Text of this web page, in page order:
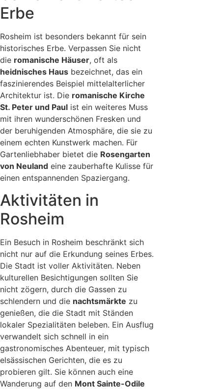
Erbe
Rosheim ist besonders bekannt für sein
historisches Erbe. Verpassen Sie nicht
die romanische Häuser, oft als
heidnisches Haus bezeichnet, das ein
faszinierendes Beispiel mittelalterlicher
Architektur ist. Die romanische Kirche
St. Peter und Paul ist ein weiteres Muss
mit ihren wunderschönen Fresken und
der beruhigenden Atmosphäre, die sie zu
einem echten Kunstwerk machen. Für
Gartenliebhaber bietet die Rosengarten
von Neuland eine zauberhafte Kulisse für
einen entspannenden Spaziergang.
Aktivitäten in
Rosheim
Ein Besuch in Rosheim beschränkt sich
nicht nur auf die Erkundung seines Erbes.
Die Stadt ist voller Aktivitäten. Neben
kulturellen Besichtigungen sollten Sie
nicht zögern, durch die Gassen zu
schlendern und die nachtsmärkte zu
genießen, die die Stadt mit Ständen
lokaler Spezialitäten beleben. Ein Ausflug
verwandelt sich schnell in ein
gastronomisches Abenteuer, mit typisch
elsässischen Gerichten, die es zu
probieren gilt. Sie können auch eine
Wanderung auf den Mont Sainte-Odile